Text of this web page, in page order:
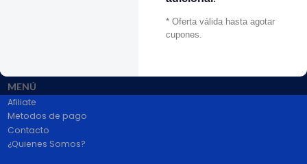
* Oferta válida hasta agotar
cupones.
# 1 en Repuestos Electrodomésticos En Colombia.
100% pago seguro PayPal Certificado. Entrega 1 a 2 dias.
MENÚ
Afiliate
Metodos de pago
Contacto
¿Quienes Somos?